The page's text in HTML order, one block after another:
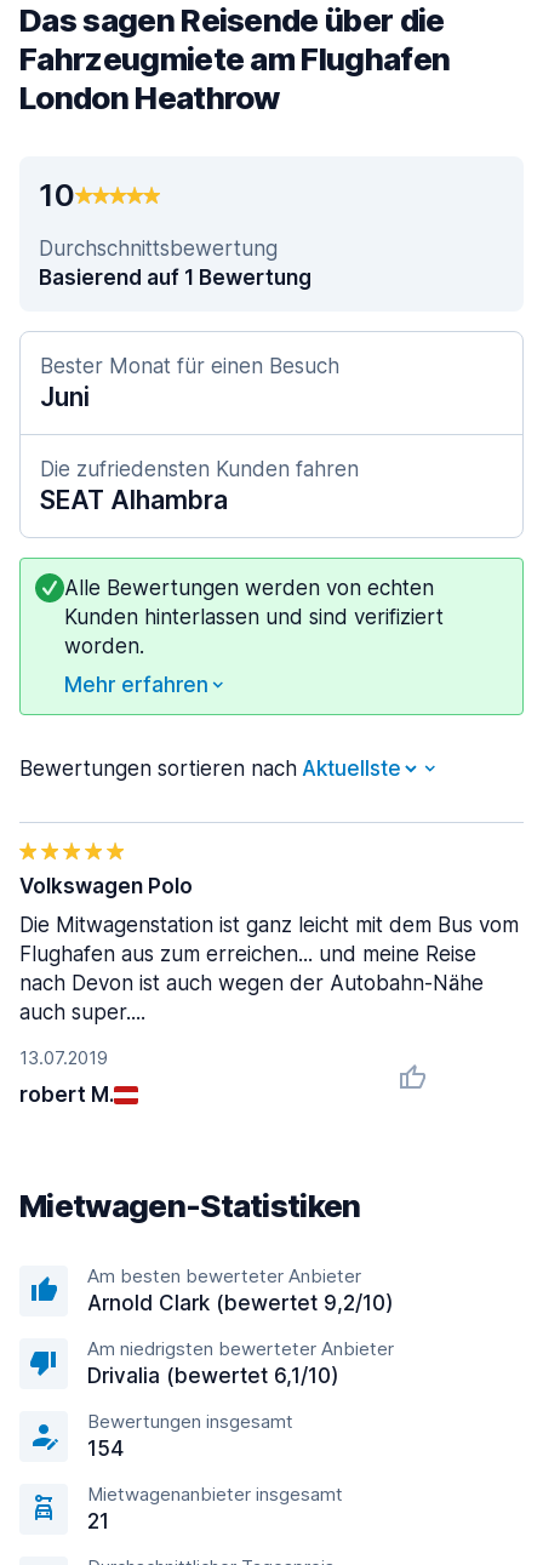
Das sagen Reisende über die
Fahrzeugmiete am Flughafen
London Heathrow
10
Durchschnittsbewertung
Basierend auf 1 Bewertung
Bester Monat für einen Besuch
Juni
Die zufriedensten Kunden fahren
SEAT Alhambra
Alle Bewertungen werden von echten
Kunden hinterlassen und sind verifiziert
worden.
Mehr erfahren
Bewertungen sortieren nach
13.07.2019
robert M.
Volkswagen Polo
Die Mitwagenstation ist ganz leicht mit dem Bus vom
Flughafen aus zum erreichen... und meine Reise
nach Devon ist auch wegen der Autobahn-Nähe
auch super....
Mietwagen-Statistiken
Am besten bewerteter Anbieter
Arnold Clark (bewertet 9,2/10)
Am niedrigsten bewerteter Anbieter
Drivalia (bewertet 6,1/10)
Bewertungen insgesamt
154
Mietwagenanbieter insgesamt
21